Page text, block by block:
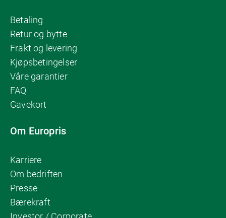
Betaling
Retur og bytte
Frakt og levering
Kjøpsbetingelser
Våre garantier
FAQ
Gavekort
Om Europris
Karriere
Om bedriften
Presse
Bærekraft